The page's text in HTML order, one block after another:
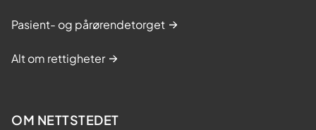
Pasient- og pårørendetorget
Alt om rettigheter
OM NETTSTEDET